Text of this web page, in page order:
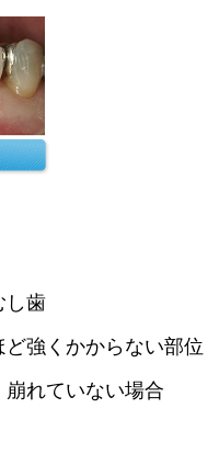
歯
強くかからない部位
れていない場合